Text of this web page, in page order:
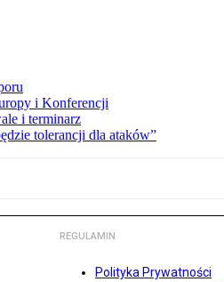
i Konferencji
i terminarz
tolerancji dla ataków”
REGULAMIN
Polityka Prywatności